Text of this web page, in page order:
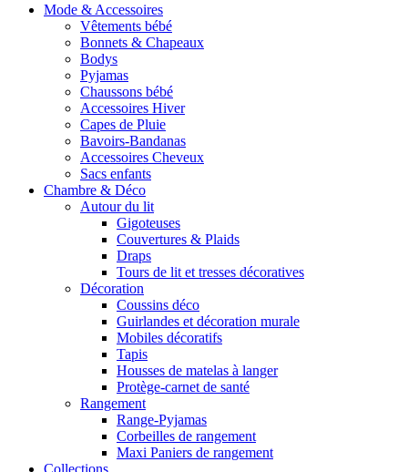
Mode & Accessoires
Vêtements bébé
Bonnets & Chapeaux
Bodys
Pyjamas
Chaussons bébé
Accessoires Hiver
Capes de Pluie
Bavoirs-Bandanas
Accessoires Cheveux
Sacs enfants
Chambre & Déco
Autour du lit
Gigoteuses
Couvertures & Plaids
Draps
Tours de lit et tresses décoratives
Décoration
Coussins déco
Guirlandes et décoration murale
Mobiles décoratifs
Tapis
Housses de matelas à langer
Protège-carnet de santé
Rangement
Range-Pyjamas
Corbeilles de rangement
Maxi Paniers de rangement
Collections